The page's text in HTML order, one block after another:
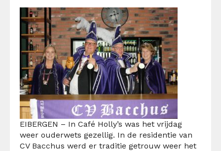
EIBERGEN – In Café Holly’s was het vrijdag
weer ouderwets gezellig. In de residentie van
CV Bacchus werd er traditie getrouw weer het